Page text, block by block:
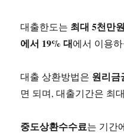
대출한도는 최대 5천만원
에서 19% 대에서 이용
대출 상환방법은 원리금
면 되며, 대출기간은 최
중도상환수수료는 기간